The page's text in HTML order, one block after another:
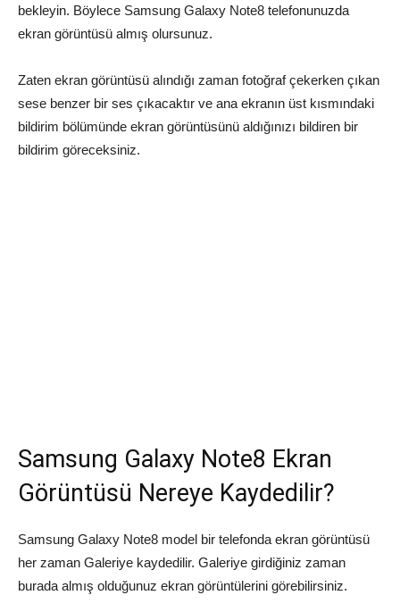
bekleyin. Böylece Samsung Galaxy Note8 telefonunuzda
ekran görüntüsü almış olursunuz.
Zaten ekran görüntüsü alındığı zaman fotoğraf çekerken çıkan
sese benzer bir ses çıkacaktır ve ana ekranın üst kısmındaki
bildirim bölümünde ekran görüntüsünü aldığınızı bildiren bir
bildirim göreceksiniz.
Samsung Galaxy Note8 Ekran
Görüntüsü Nereye Kaydedilir?
Samsung Galaxy Note8 model bir telefonda ekran görüntüsü
her zaman Galeriye kaydedilir. Galeriye girdiğiniz zaman
burada almış olduğunuz ekran görüntülerini görebilirsiniz.